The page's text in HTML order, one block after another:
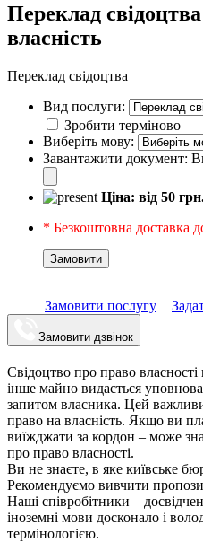
Переклад
власність
Переклад свідоцтва
Вид послуги:
Зробити терміново
Виберіть мову:
Завантажити документ:
Ціна: від 50
* Безкоштовна доставка
Замовити
Замовити послугу
Замовити дзвінок
Свідоцтво про право власності
інше майно видається
запитом власника. Цей
право на власність. Якщо ви
виїжджати за кордон – може
про право власності.
Ви не знаєте, в яке київське
Рекомендуємо вивчити
Наші співробітники –
іноземні мови досконало і
термінологією.